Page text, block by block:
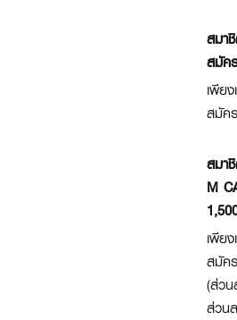
สมา
สมัค
เพีย
สมัค
สมา
M
เพีย
สมัค
(ส่ว
ส่วน